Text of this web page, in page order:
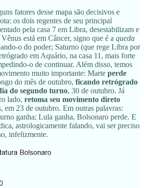
fatores desse mapa são decisivos e
os dois regentes de seu principal
pela casa 7 em Libra, desestabilizam e
está em Câncer, signo que é a queda
o do poder; Saturno (que rege Libra por
em Aquário, na casa 11, mais forte
o de continuar. Além disso, temos
muito importante: Marte perde
do mês de outubro, ficando retrógrado
do segundo turno, 30 de outubro. Já
lado, retoma seu movimento direto
em 23 de outubro. Em outras palavras:
ganha; Lula ganha, Bolsonaro perde. E
astrologicamente falando, vai ser preciso
infelizmente.